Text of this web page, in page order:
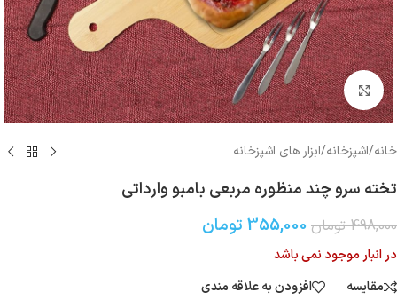
بزرگنمایی تصویر
خانه/اشپزخانه/ابزار های اشپزخانه
تخته سرو چند منظوره مربعی بامبو وارداتی
498,000 تومان 355,000 تومان
در انبار موجود نمی باشد
مقایسه
افزودن به علاقه مندی